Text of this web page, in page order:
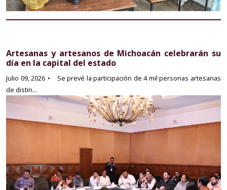
Artesanas y artesanos de Michoacán celebrarán su
día en la capital del estado
Julio 09, 2026 • Se prevé la participación de 4 mil personas artesanas
de distin...